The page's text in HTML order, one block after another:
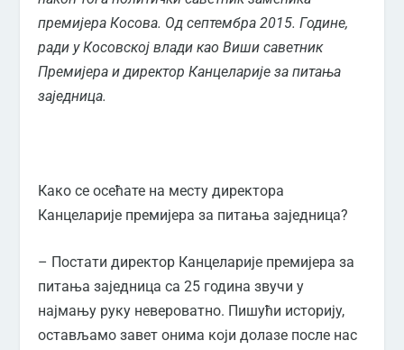
премијера Косова. Од септембра 2015. Године,
ради у Косовској влади као Виши саветник
Премијера и директор Канцеларије за питања
заједница.
Како се осећате на месту директора
Канцеларије премијера за питања заједница?
– Постати директор Канцеларије премијера за
питања заједница са 25 година звучи у
најмању руку невероватно. Пишући историју,
остављамо завет онима који долазе после нас